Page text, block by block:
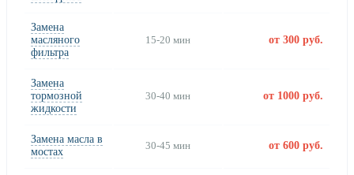
Замена
масляного
фильтра
15-20 мин от 300 руб.
Замена
тормозной
жидкости
30-40 мин от 1000 руб.
Замена масла в
мостах
30-45 мин от 600 руб.